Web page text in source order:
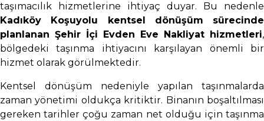
taşımacılık hizmetlerine ihtiyaç duyar. Bu nedenle
Kadıköy Koşuyolu kentsel dönüşüm sürecinde
planlanan Şehir İçi Evden Eve Nakliyat hizmetleri,
bölgedeki taşınma ihtiyacını karşılayan önemli bir
hizmet olarak görülmektedir.
Kentsel dönüşüm nedeniyle yapılan taşınmalarda
zaman yönetimi oldukça kritiktir. Binanın boşaltılması
gereken tarihler çoğu zaman net olduğu için taşınma